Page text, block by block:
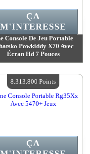
Console De Jeu Portable
Powkiddy X70 Avec
Écran Hd 7 Pouces
Quantité Disponible :4
ÇA
M'INTERESSE
ÇA
8.313.800 Points